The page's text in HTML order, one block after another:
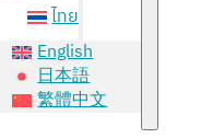
ไทย
English
日本語
繁體中文